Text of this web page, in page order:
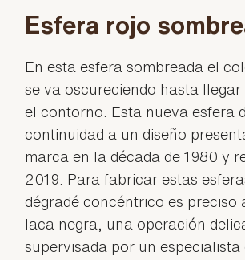
Esfera rojo
En esta esfera sombreada el
se va oscureciendo hasta llegar
el contorno. Esta nueva esfera
continuidad a un diseño
marca en la década de 1980 y
2019. Para fabricar estas
dégradé concéntrico es preciso
laca negra, una operación
supervisada por un especialista